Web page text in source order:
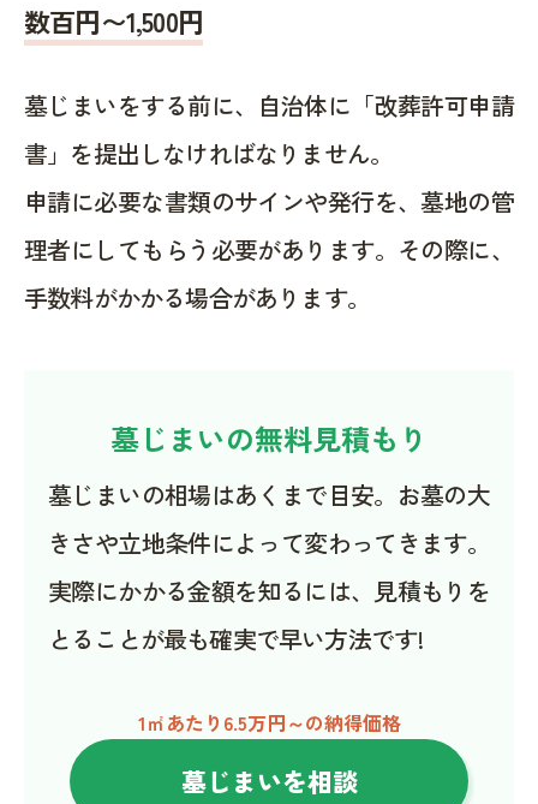
数百円〜1,500円
墓じまいをする前に、自治体に「改葬許可申請
書」を提出しなければなりません。
申請に必要な書類のサインや発行を、墓地の管
理者にしてもらう必要があります。その際に、
手数料がかかる場合があります。
墓じまいの無料見積もり
墓じまいの相場はあくまで目安。お墓の大
きさや立地条件によって変わってきます。
実際にかかる金額を知るには、見積もりを
とることが最も確実で早い方法です!
1㎡あたり6.5万円～の納得価格
墓じまいを相談